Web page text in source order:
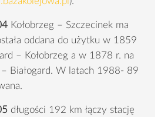
Kołobrzeg – Szczecinek ma
oddana do użytku w 1859
– Kołobrzeg a w 1878 r. na
Białogard. W latach 1988- 89
długości 192 km łączy stację